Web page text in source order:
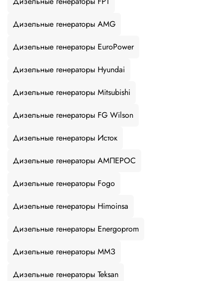
Дизельные генераторы AMG
Дизельные генераторы EuroPower
Дизельные генераторы Hyundai
Дизельные генераторы Mitsubishi
Дизельные генераторы FG Wilson
Дизельные генераторы Исток
Дизельные генераторы АМПЕРОС
Дизельные генераторы Fogo
Дизельные генераторы Himoinsa
Дизельные генераторы Energoprom
Дизельные генераторы ММЗ
Дизельные генераторы Teksan